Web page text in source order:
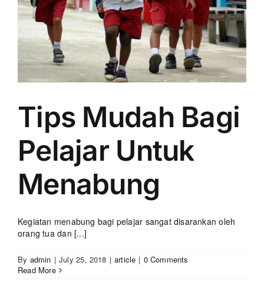
Tips Mudah Bagi
Pelajar Untuk
Menabung
Kegiatan menabung bagi pelajar sangat disarankan oleh
orang tua dan [...]
By admin | July 25, 2018 | article | 0 Comments
Read More